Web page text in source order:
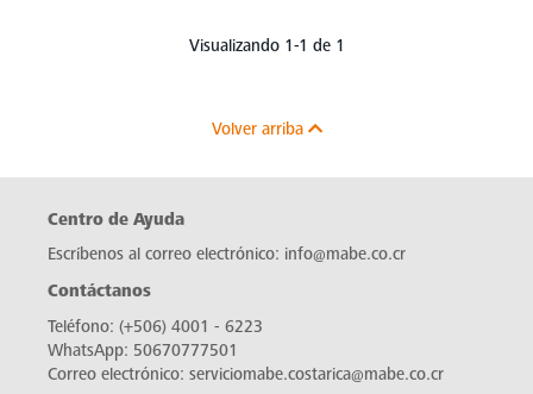
Visualizando 1-1 de 1
Volver arriba
Centro de Ayuda
Escríbenos al correo electrónico: info@mabe.co.cr
Contáctanos
Teléfono: (+506) 4001 - 6223
WhatsApp: 50670777501
Correo electrónico: serviciomabe.costarica@mabe.co.cr